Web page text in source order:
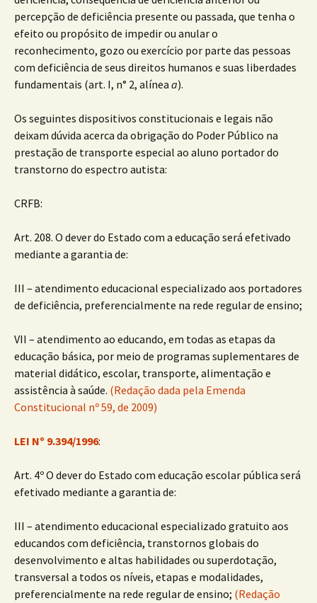
percepção de deficiência presente ou passada, que tenha o
efeito ou propósito de impedir ou anular o
reconhecimento, gozo ou exercício por parte das pessoas
com deficiência de seus direitos humanos e suas liberdades
fundamentais (art. I, n° 2, alínea a).
Os seguintes dispositivos constitucionais e legais não
deixam dúvida acerca da obrigação do Poder Público na
prestação de transporte especial ao aluno portador do
transtorno do espectro autista:
CRFB:
Art. 208. O dever do Estado com a educação será efetivado
mediante a garantia de:
III – atendimento educacional especializado aos portadores
de deficiência, preferencialmente na rede regular de ensino;
VII – atendimento ao educando, em todas as etapas da
educação básica, por meio de programas suplementares de
material didático, escolar, transporte, alimentação e
assistência à saúde. (Redação dada pela Emenda
Constitucional nº 59, de 2009)
LEI Nº 9.394/1996:
Art. 4º O dever do Estado com educação escolar pública será
efetivado mediante a garantia de:
III – atendimento educacional especializado gratuito aos
educandos com deficiência, transtornos globais do
desenvolvimento e altas habilidades ou superdotação,
transversal a todos os níveis, etapas e modalidades,
preferencialmente na rede regular de ensino; (Redação